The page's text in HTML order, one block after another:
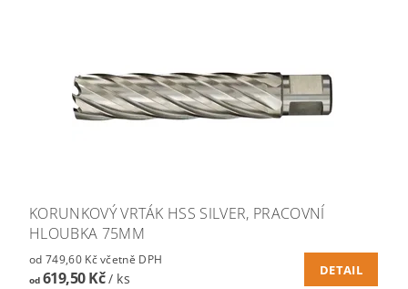
KORUNKOVÝ VRTÁK HSS SILVER, PRACOVNÍ
HLOUBKA 75MM
od 749,60 Kč včetně DPH
od619,50 Kč/ ks
DETAIL